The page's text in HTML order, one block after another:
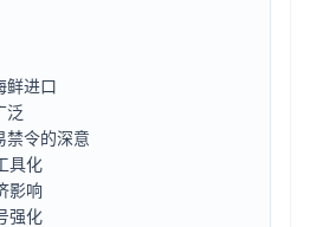
鲜进口
泛
禁令的深意
具化
影响
强化